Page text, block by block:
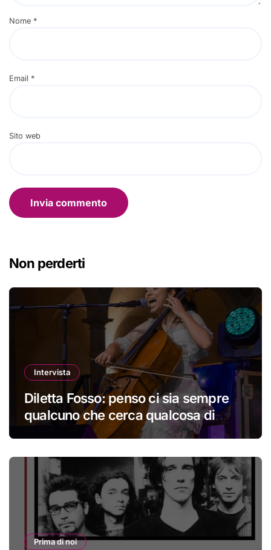
Nome *
Email *
Sito web
Non perderti
Intervista
Diletta Fosso: penso ci sia sempre
qualcuno che cerca qualcosa di
Prima di noi